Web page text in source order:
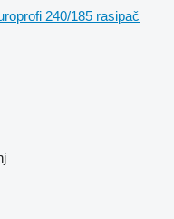
240/185 rasipač